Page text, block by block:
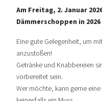
Am Freitag, 2. Januar
Dämmerschoppen in
Eine gute Gelegenheit, um
anzustoßen!
Getränke und Knabbereien
vorbereitet sein.
Wer möchte, kann gerne